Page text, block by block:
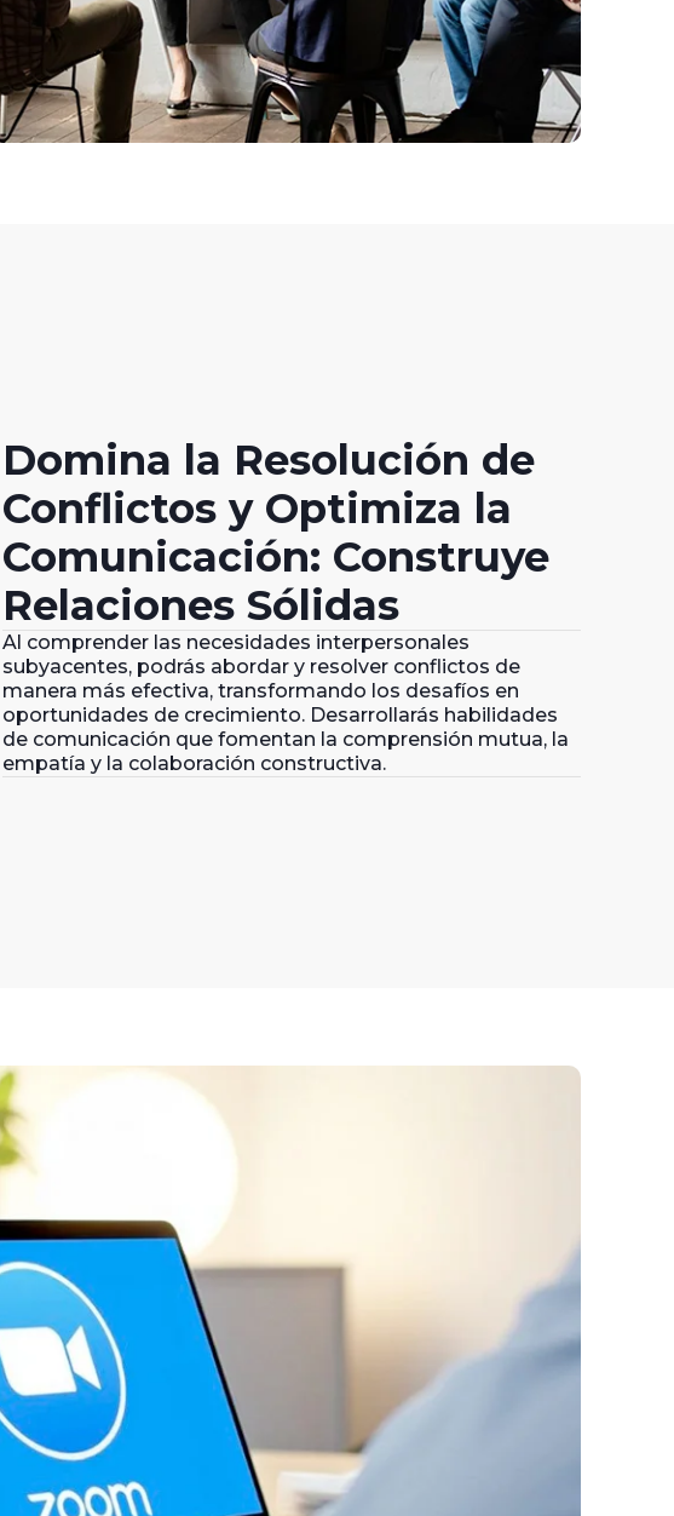
Domina la Resolución de
Conflictos y Optimiza la
Comunicación: Construye
Relaciones Sólidas
Al comprender las necesidades interpersonales
subyacentes, podrás abordar y resolver conflictos de
manera más efectiva, transformando los desafíos en
oportunidades de crecimiento. Desarrollarás habilidades
de comunicación que fomentan la comprensión mutua, la
empatía y la colaboración constructiva.